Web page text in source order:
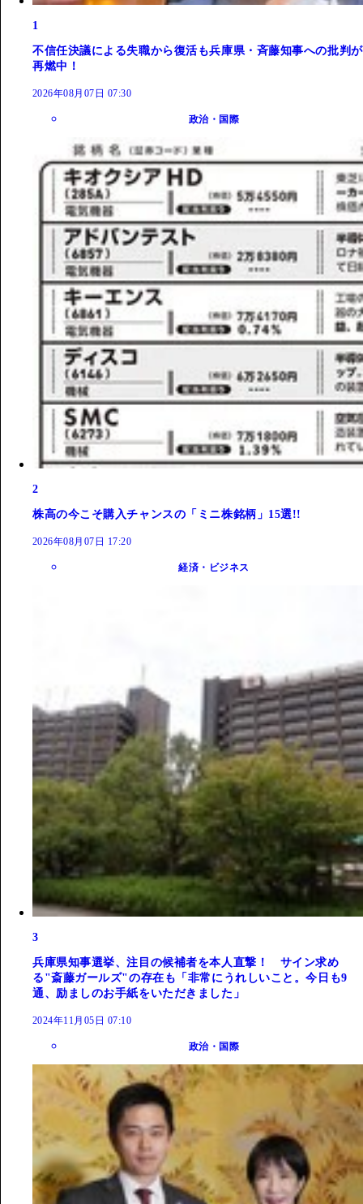
1
不信任決議による失職から復活も兵庫県・斉藤知事への批判が
再燃中！
2026年08月07日 07:30
政治・国際
2
株高の今こそ購入チャンスの「ミニ株銘柄」15選!!
2026年08月07日 17:20
経済・ビジネス
3
兵庫県知事選挙、注目の候補者を本人直撃！ サイン求め
る"斎藤ガールズ"の存在も「非常にうれしいこと。今日も9
通、励ましのお手紙をいただきました」
2024年11月05日 07:10
政治・国際